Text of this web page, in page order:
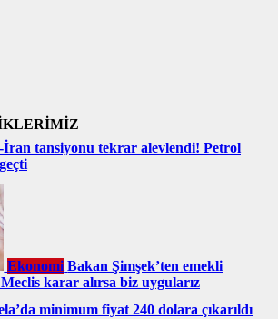
tansiyonu tekrar alevlendi! Petrol
Ekonomi Bakan Şimşek’ten emekli
Meclis karar alırsa biz uygularız
minimum fiyat 240 dolara çıkarıldı